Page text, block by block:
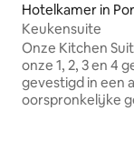
Hotelkamer in
Keukensuite
Onze Kitchen
onze 1, 2, 3 en 4
gevestigd in een
oorspronkelijke